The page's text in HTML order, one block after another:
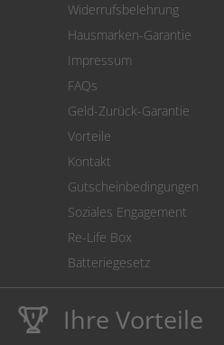
Cookie Einstellungen
Widerrufsbelehrung
Hausmarken-Garantie
Impressum
FAQs
Geld-Zurück-Garantie
Vorteile
Kontakt
Gutscheinbedingungen
Soziales Engagement
Re-Life Box
Batteriegesetz
Ihre Vorteile